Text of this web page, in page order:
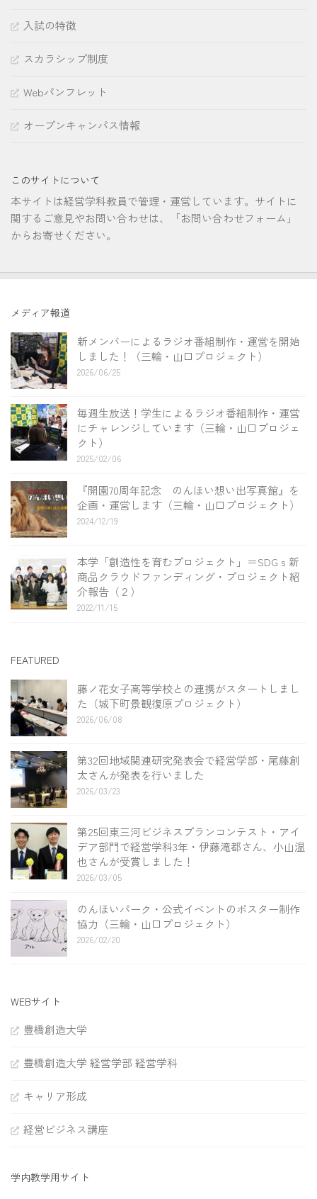
入試の特徴
スカラシップ制度
Webパンフレット
オープンキャンパス情報
このサイトについて
本サイトは経営学科教員で管理・運営しています。サイトに
関するご意見やお問い合わせは、「お問い合わせフォーム」
からお寄せください。
メディア報道
新メンバーによるラジオ番組制作・運営を開始
しました！（三輪・山口プロジェクト）
2026/06/25
毎週生放送！学生によるラジオ番組制作・運営
にチャレンジしています（三輪・山口プロジェ
クト）
2025/02/06
『開園70周年記念 のんほい想い出写真館』を
企画・運営します（三輪・山口プロジェクト）
2024/12/19
本学「創造性を育むプロジェクト」＝SDGｓ新
商品クラウドファンディング・プロジェクト紹
介報告（２）
2022/11/15
FEATURED
藤ノ花女子高等学校との連携がスタートしまし
た（城下町景観復原プロジェクト）
2026/06/08
第32回地域関連研究発表会で経営学部・尾藤創
太さんが発表を行いました
2026/03/23
第25回東三河ビジネスプランコンテスト・アイ
デア部門で経営学科3年・伊藤滝都さん、小山温
也さんが受賞しました！
2026/03/05
のんほいパーク・公式イベントのポスター制作
協力（三輪・山口プロジェクト）
2026/02/20
WEBサイト
豊橋創造大学
豊橋創造大学 経営学部 経営学科
キャリア形成
経営ビジネス講座
学内教学用サイト